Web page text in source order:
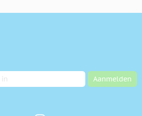
Aanmelden